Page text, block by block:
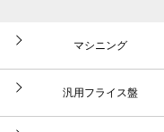
マシニング
汎用フライス盤